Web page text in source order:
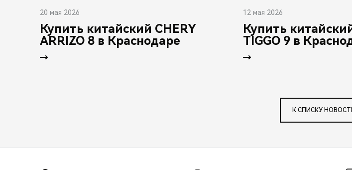
20 мая 2026
Купить китайский CHERY
ARRIZO 8 в Краснодаре
12 мая 2026
Купить
TIGGO 9 в
К СПИСКУ